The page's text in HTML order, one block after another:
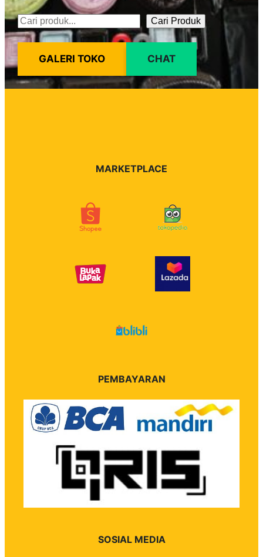
Pencarian Cari Produk
GALERI TOKO CHAT
MARKETPLACE
PEMBAYARAN
SOSIAL MEDIA